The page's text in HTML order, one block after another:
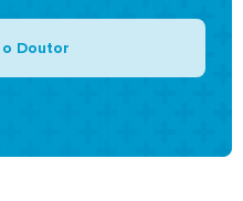
Doutor